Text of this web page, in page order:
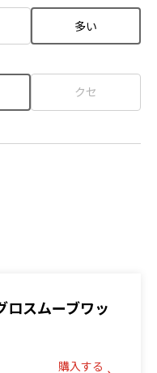
多い
クセ
ロスムーブワッ
購入する